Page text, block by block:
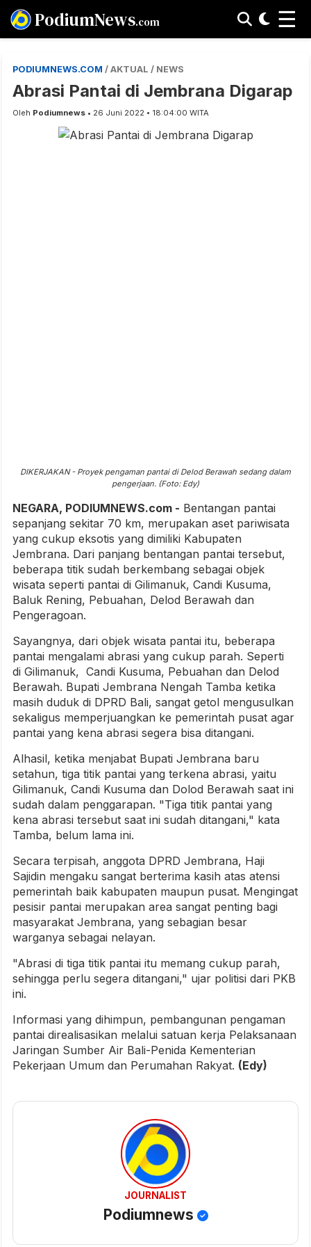
PodiumNews.com ☰
PODIUMNEWS.COM / AKTUAL / NEWS
Abrasi Pantai di Jembrana Digarap
Oleh Podiumnews • 26 Juni 2022 • 18:04:00 WITA
DIKERJAKAN - Proyek pengaman pantai di Delod Berawah sedang dalam
pengerjaan. (Foto: Edy)
NEGARA, PODIUMNEWS.com - Bentangan pantai
sepanjang sekitar 70 km, merupakan aset pariwisata
yang cukup eksotis yang dimiliki Kabupaten
Jembrana. Dari panjang bentangan pantai tersebut,
beberapa titik sudah berkembang sebagai objek
wisata seperti pantai di Gilimanuk, Candi Kusuma,
Baluk Rening, Pebuahan, Delod Berawah dan
Pengeragoan.
Sayangnya, dari objek wisata pantai itu, beberapa
pantai mengalami abrasi yang cukup parah. Seperti
di Gilimanuk, Candi Kusuma, Pebuahan dan Delod
Berawah. Bupati Jembrana Nengah Tamba ketika
masih duduk di DPRD Bali, sangat getol mengusulkan
sekaligus memperjuangkan ke pemerintah pusat agar
pantai yang kena abrasi segera bisa ditangani.
Alhasil, ketika menjabat Bupati Jembrana baru
setahun, tiga titik pantai yang terkena abrasi, yaitu
Gilimanuk, Candi Kusuma dan Dolod Berawah saat ini
sudah dalam penggarapan. "Tiga titik pantai yang
kena abrasi tersebut saat ini sudah ditangani," kata
Tamba, belum lama ini.
Secara terpisah, anggota DPRD Jembrana, Haji
Sajidin mengaku sangat berterima kasih atas atensi
pemerintah baik kabupaten maupun pusat. Mengingat
pesisir pantai merupakan area sangat penting bagi
masyarakat Jembrana, yang sebagian besar
warganya sebagai nelayan.
"Abrasi di tiga titik pantai itu memang cukup parah,
sehingga perlu segera ditangani," ujar politisi dari PKB
ini.
Informasi yang dihimpun, pembangunan pengaman
pantai direalisasikan melalui satuan kerja Pelaksanaan
Jaringan Sumber Air Bali-Penida Kementerian
Pekerjaan Umum dan Perumahan Rakyat. (Edy)
JOURNALIST
Podiumnews